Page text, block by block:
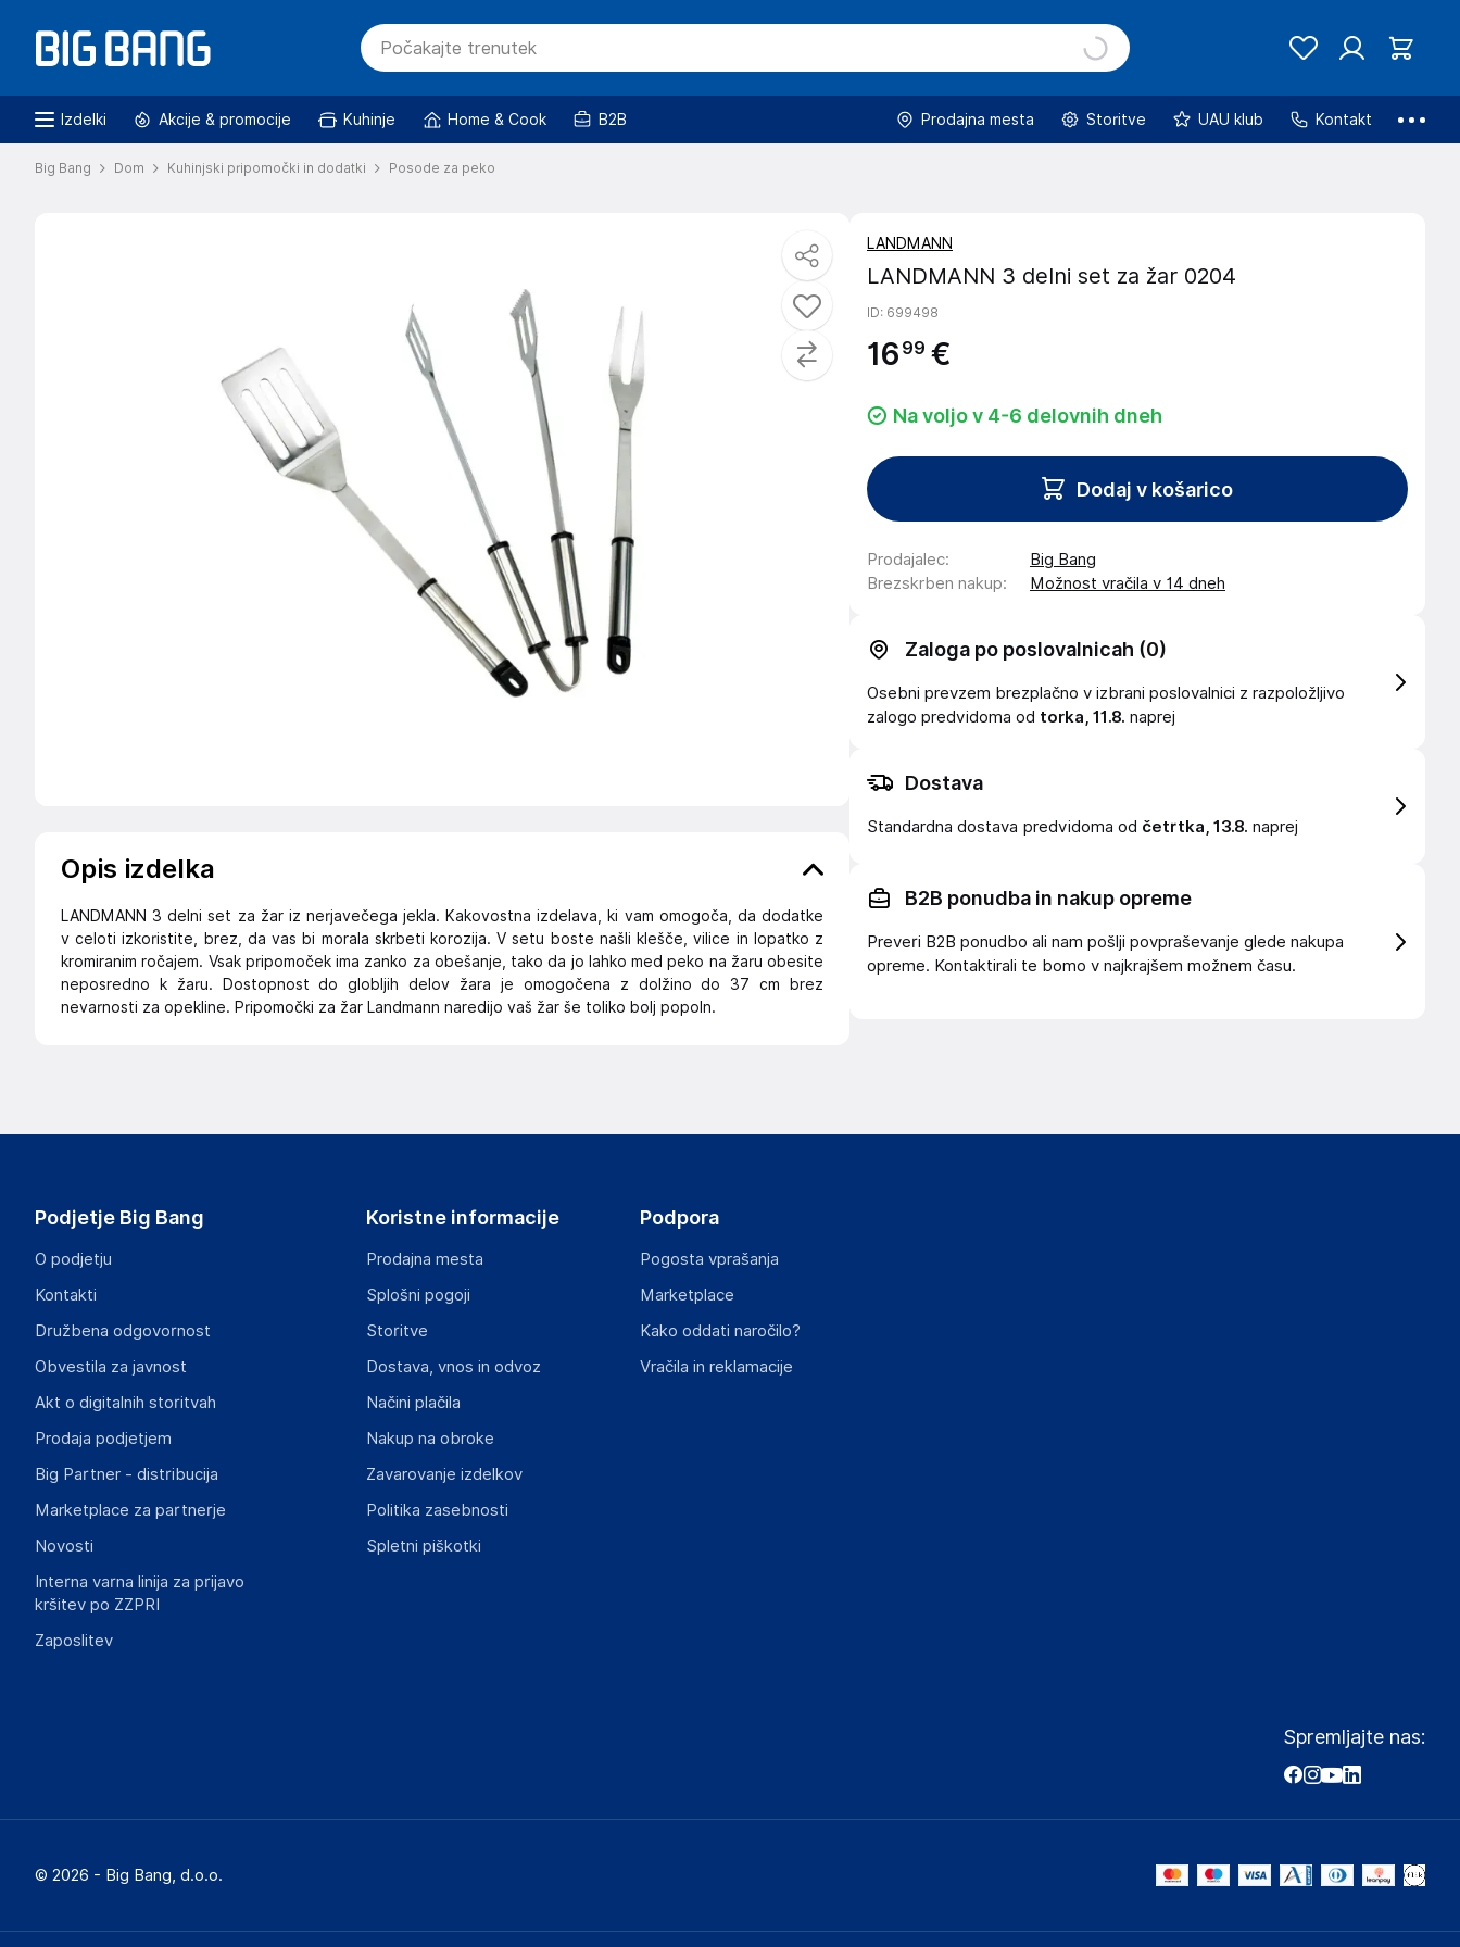
Izdelki Akcije & promocije Kuhinje Home & Cook B2B Prodajna mesta Storitve UAU klub Kontakt
Big Bang Dom Kuhinjski pripomočki in dodatki Posode za peko
Opis izdelka
LANDMANN 3 delni set za žar iz nerjavečega jekla. Kakovostna izdelava, ki vam omogoča, da dodatke
v celoti izkoristite, brez, da vas bi morala skrbeti korozija. V setu boste našli klešče, vilice in lopatko z
kromiranim ročajem. Vsak pripomoček ima zanko za obešanje, tako da jo lahko med peko na žaru obesite
neposredno k žaru. Dostopnost do globljih delov žara je omogočena z dolžino do 37 cm brez
nevarnosti za opekline. Pripomočki za žar Landmann naredijo vaš žar še toliko bolj popoln.
LANDMANN
LANDMANN 3 delni set za žar 0204
ID: 699498
16 99 €
Na voljo v 4-6 delovnih dneh
Dodaj v košarico
Prodajalec:
Big Bang
Brezskrben nakup: Možnost vračila v 14 dneh
Zaloga po poslovalnicah (0)
Osebni prevzem brezplačno v izbrani poslovalnici z razpoložljivo
zalogo predvidoma od torka, 11.8. naprej
Dostava
Standardna dostava predvidoma od četrtka, 13.8. naprej
B2B ponudba in nakup opreme
Preveri B2B ponudbo ali nam pošlji povpraševanje glede nakupa
opreme. Kontaktirali te bomo v najkrajšem možnem času.
Podjetje Big Bang
O podjetju
Kontakti
Družbena odgovornost
Obvestila za javnost
Akt o digitalnih storitvah
Prodaja podjetjem
Big Partner - distribucija
Marketplace za partnerje
Novosti
Interna varna linija za prijavo
kršitev po ZZPRI
Zaposlitev
Koristne informacije
Prodajna mesta
Splošni pogoji
Storitve
Dostava, vnos in odvoz
Načini plačila
Nakup na obroke
Zavarovanje izdelkov
Politika zasebnosti
Spletni piškotki
Podpora
Pogosta vprašanja
Marketplace
Kako oddati naročilo?
Vračila in reklamacije
Spremljajte nas:
© 2026 - Big Bang, d.o.o.